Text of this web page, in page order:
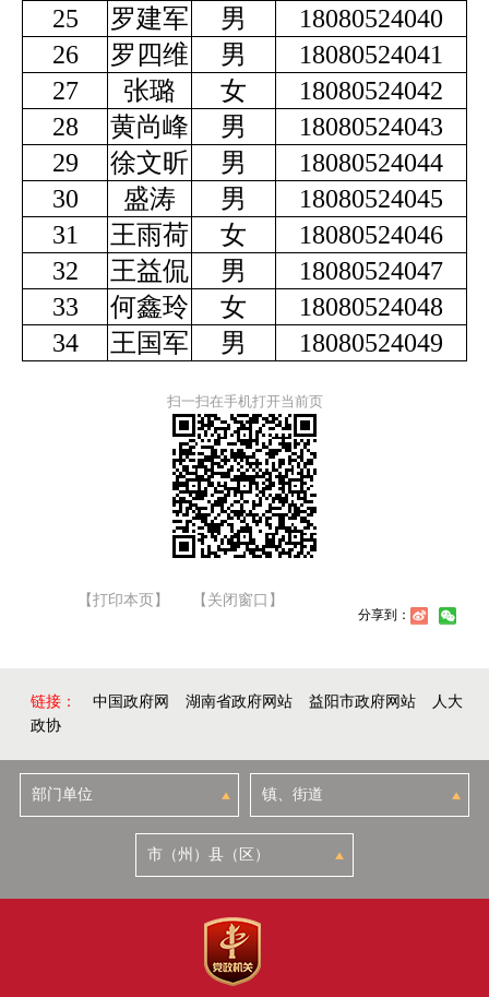
25
罗建军 男
18080524040
26
罗四维 男
18080524041
27
张璐 女
18080524042
28
黄尚峰 男
18080524043
29
徐文昕 男
18080524044
30
盛涛 男
18080524045
31
王雨荷 女
18080524046
32
王益侃 男
18080524047
33
何鑫玲 女
18080524048
34
王国军 男 18080524049
扫一扫在手机打开当前页
【打印本页】 【关闭窗口】
分享到：
链接： 中国政府网 湖南省政府网站 益阳市政府网站
人大
政协